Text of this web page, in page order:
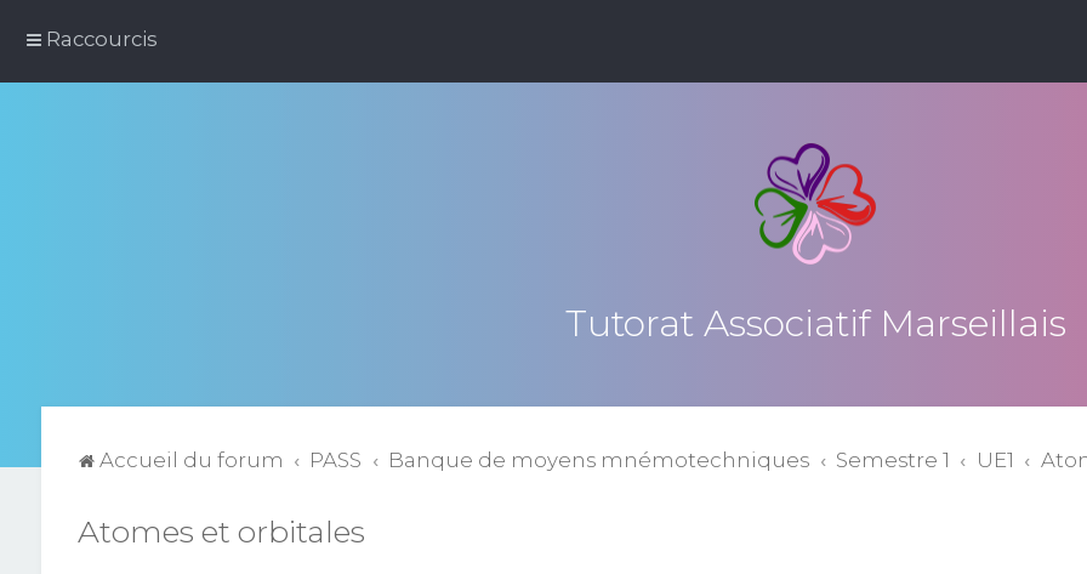
Raccourcis
Tutorat Associatif Marseillais
Accueil du forum PASS Banque de moyens mnémotechniques Semestre 1 UE1
Atomes et orbitales